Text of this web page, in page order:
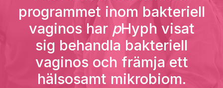
Search
programmet inom bakteriell
vaginos har pHyph visat
sig behandla bakteriell
vaginos och främja ett
hälsosamt mikrobiom.